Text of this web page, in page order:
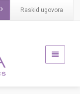
Raskid ugovora